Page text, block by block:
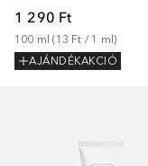
1 290 Ft
100 ml (13 Ft / 1 ml)
AJÁNDÉKAKCIÓ